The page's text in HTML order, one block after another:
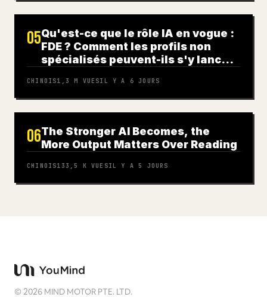
05Qu'est-ce que le rôle IA en vogue :
FDE ? Comment les profils non
spécialisés peuvent-ils s'y lancer
CHINOIS1,3 M VUESIL Y A 6 JOURS
06The Stronger AI Becomes, the
More Output Matters Over Reading
CHINOIS133,5 K VUESIL Y A 5 JOURS
©2026 MIND MOTOR PTE. LTD.